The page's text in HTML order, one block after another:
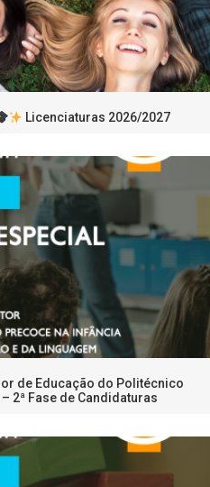
Licenciaturas 2026/2027
de Educação do Politécnico
2ª Fase de Candidaturas